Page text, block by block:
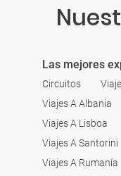
Las mejores
Circuitos
Viajes A Albania
Viajes A Lisboa
Viajes A Santorini
Viajes A Rumanía